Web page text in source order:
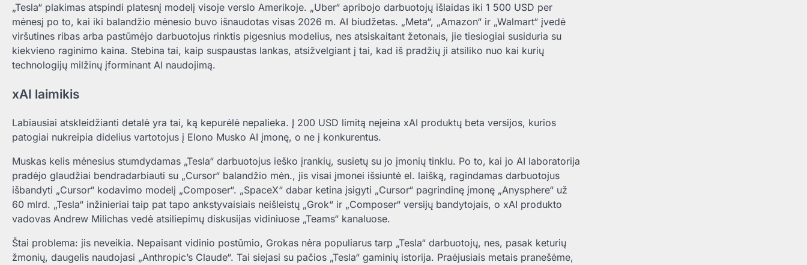
„Tesla“ plakimas atspindi platesnį modelį visoje verslo Amerikoje. „Uber“ apribojo darbuotojų išlaidas iki 1 500 USD per
mėnesį po to, kai iki balandžio mėnesio buvo išnaudotas visas 2026 m. AI biudžetas. „Meta“, „Amazon“ ir „Walmart“ įvedė
viršutines ribas arba pastūmėjo darbuotojus rinktis pigesnius modelius, nes atsiskaitant žetonais, jie tiesiogiai susiduria su
kiekvieno raginimo kaina. Stebina tai, kaip suspaustas lankas, atsižvelgiant į tai, kad iš pradžių ji atsiliko nuo kai kurių
technologijų milžinų įforminant AI naudojimą.
xAI laimikis
Labiausiai atskleidžianti detalė yra tai, ką kepurėlė nepalieka. Į 200 USD limitą neįeina xAI produktų beta versijos, kurios
patogiai nukreipia didelius vartotojus į Elono Musko AI įmonę, o ne į konkurentus.
Muskas kelis mėnesius stumdydamas „Tesla“ darbuotojus ieško įrankių, susietų su jo įmonių tinklu. Po to, kai jo AI laboratorija
pradėjo glaudžiai bendradarbiauti su „Cursor“ balandžio mėn., jis visai įmonei išsiuntė el. laišką, ragindamas darbuotojus
išbandyti „Cursor“ kodavimo modelį „Composer“. „SpaceX“ dabar ketina įsigyti „Cursor“ pagrindinę įmonę „Anysphere“ už
60 mlrd. „Tesla“ inžinieriai taip pat tapo ankstyvaisiais neišleistų „Grok“ ir „Composer“ versijų bandytojais, o xAI produkto
vadovas Andrew Milichas vedė atsiliepimų diskusijas vidiniuose „Teams“ kanaluose.
Štai problema: jis neveikia. Nepaisant vidinio postūmio, Grokas nėra populiarus tarp „Tesla“ darbuotojų, nes, pasak keturių
žmonių, daugelis naudojasi „Anthropic’s Claude“. Tai siejasi su pačios „Tesla“ gaminių istorija. Praėjusiais metais pranešėme,